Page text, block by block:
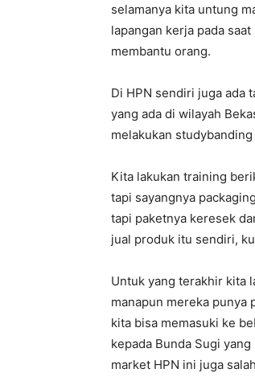
selamanya kita untung
lapangan kerja pada
membantu orang.
Di HPN sendiri juga ada
yang ada di wilayah
melakukan
Kita lakukan training
tapi sayangnya
tapi paketnya keresek
jual produk itu sendiri,
Untuk yang terakhir kita
manapun mereka
kita bisa memasuki ke
kepada Bunda Sugi
market HPN ini juga